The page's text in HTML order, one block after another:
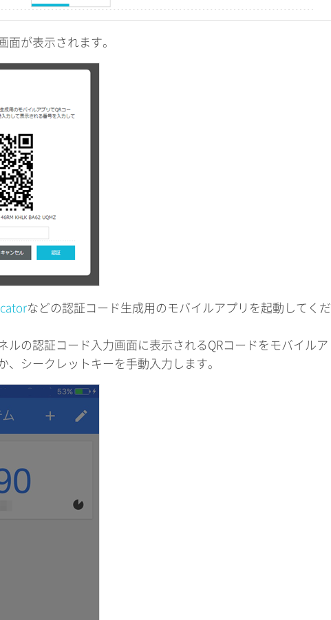
面が表示されます。
などの認証コード生成用のモバイルアプリを起動してくだ
ルの認証コード入力画面に表示されるQRコードをモバイルア
、シークレットキーを手動入力します。